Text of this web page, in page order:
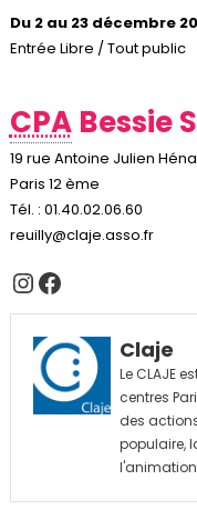
Du 2 au 23 décembre
Entrée Libre / Tout public
CPABessie
19 rue Antoine Julien
Paris 12 ème
Tél. : 01.40.02.06.60
reuilly@claje.asso.fr
Instagram
Facebook
Claje
Le CLAJE
centres
des
populaire,